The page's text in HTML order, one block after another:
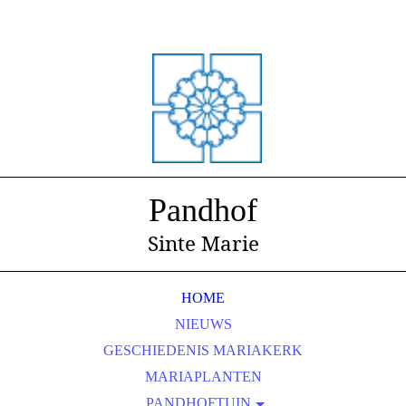
Pandhof
Sinte Marie
HOME
NIEUWS
GESCHIEDENIS MARIAKERK
MARIAPLANTEN
PANDHOFTUIN